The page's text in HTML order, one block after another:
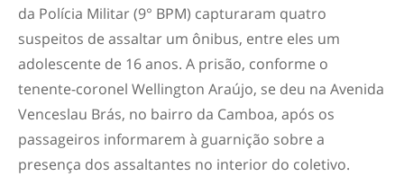
da Polícia Militar (9° BPM) capturaram quatro
suspeitos de assaltar um ônibus, entre eles um
adolescente de 16 anos. A prisão, conforme o
tenente-coronel Wellington Araújo, se deu na Avenida
Venceslau Brás, no bairro da Camboa, após os
passageiros informarem à guarnição sobre a
presença dos assaltantes no interior do coletivo.